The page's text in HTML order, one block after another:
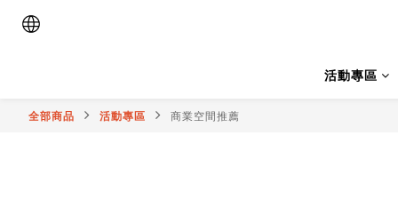
活動專區
全部商品 活動專區 商業空間推薦